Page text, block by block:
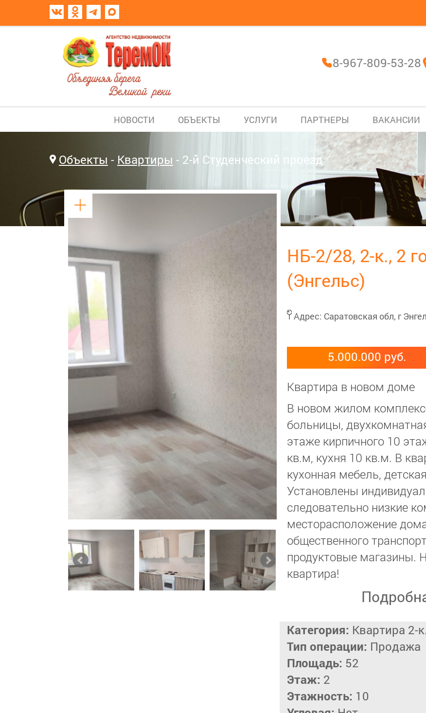
8-967-809-53-28
НОВОСТИ ОБЪЕКТЫ УСЛУГИ ПАРТНЕРЫ ВАКАНСИИ
Объекты Квартиры 2-й Студенческий проезд
НБ-2/28, 2-к., 2
(Энгельс)
Адрес: Саратовская обл, г
5.000.000 руб.
Квартира в новом доме
В новом жилом
больницы,
этаже кирпичного 10
кв.м, кухня 10 кв.м. В
кухонная мебель,
Установлены
следовательно низкие
месторасположение
общественного
продуктовые магазины.
квартира!
Категория: Квартира 2-
Тип операции: Продажа
Площадь: 52
Этаж: 2
Этажность: 10